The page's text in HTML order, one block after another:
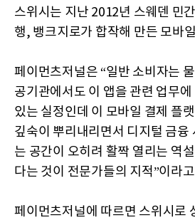
스위시는 지난 2012년 스웨덴 민
행, 뱅크지로가 합작해 만든 모바
페이먼츠저널은 “일반 소비자는
공기관에서도 이 앱을 관련 업무
있는 실정인데 이 모바일 결제 플
깊숙이 뿌리내리면서 디지털 금융
는 공간이 오히려 활짝 열리는 역
다는 것이 전문가들의 지적”이라
페이먼츠저널에 따르면 스위시로